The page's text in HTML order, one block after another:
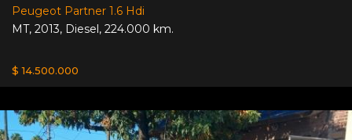
Peugeot Partner 1.6 Hdi
MT, 2013, Diesel, 224.000 km.
$ 14.500.000